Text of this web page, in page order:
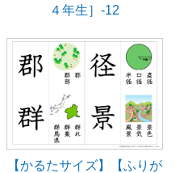
４年生］-12
【かるたサイズ】【ふりが